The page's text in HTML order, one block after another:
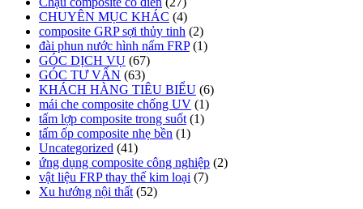
CHUYÊN MỤC KHÁC (4)
composite GRP sợi thủy tinh (2)
đài phun nước hình nấm FRP(1)
GÓC DỊCH VỤ (67)
GÓC TƯ VẤN (63)
KHÁCH HÀNG TIÊU BIỂU (6)
mái che composite chống UV (1)
tấm lợp composite trong suốt (1)
tấm ốp composite nhẹ bền (1)
Uncategorized (41)
ứng dụng composite công nghiệp (2)
vật liệu FRP thay thế kim loại (7)
Xu hướng nội thất (52)